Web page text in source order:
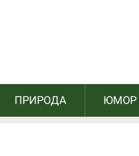
ПРИРОДА ЮМОР